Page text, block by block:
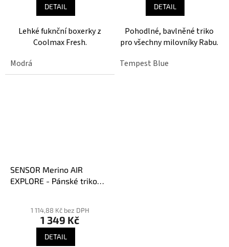
hvězdiček.
DETAIL
Lehké fuknční boxerky z
Coolmax Fresh.
Modrá
DETAIL
Pohodlné, bavlněné triko
pro všechny milovníky Rabu.
Tempest Blue
SENSOR Merino AIR
EXPLORE - Pánské triko
1 114,88 Kč bez DPH
1 349 Kč
DETAIL